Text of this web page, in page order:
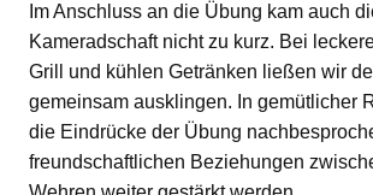
Im Anschluss an die Übung kam auch
Kameradschaft nicht zu kurz. Bei
Grill und kühlen Getränken ließen wir
gemeinsam ausklingen. In gemütlicher
die Eindrücke der Übung
freundschaftlichen Beziehungen